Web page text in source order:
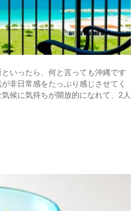
いったら、何と言っても沖縄です
非日常感をたっぷり感じさせてく
候に気持ちが開放的になれて、2人